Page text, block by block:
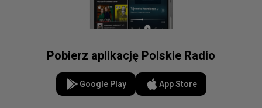
Pobierz aplikację Polskie Radio
Google Play App Store